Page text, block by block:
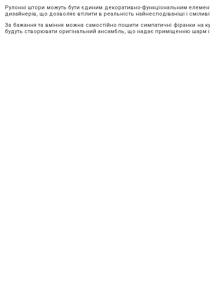
Рулонні штори можуть бути єдиним декоративно-функціональним
дизайнерів, що дозволяє втілити в реальність найнесподіваніші і
За бажання та вміння можна самостійно пошити симпатичні фіранки на
будуть створювати оригінальний ансамбль, що надає приміщенню шарм і